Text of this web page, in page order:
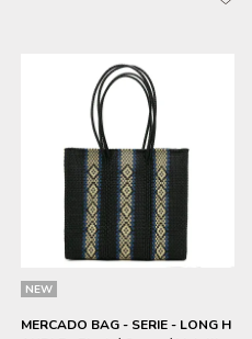
NEW
MERCADO BAG - SERIE - LONG H